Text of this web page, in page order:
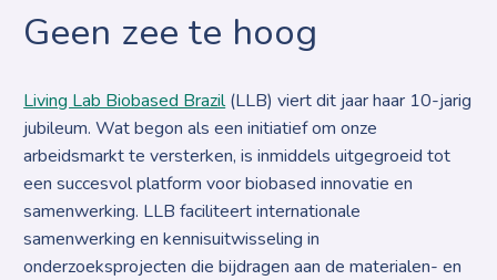
Geen zee te hoog
Living Lab Biobased Brazil(LLB) viert dit jaar haar 10-jarig
jubileum. Wat begon als een initiatief om onze
arbeidsmarkt te versterken, is inmiddels uitgegroeid tot
een succesvol platform voor biobased innovatie en
samenwerking. LLB faciliteert internationale
samenwerking en kennisuitwisseling in
onderzoeksprojecten die bijdragen aan de materialen- en